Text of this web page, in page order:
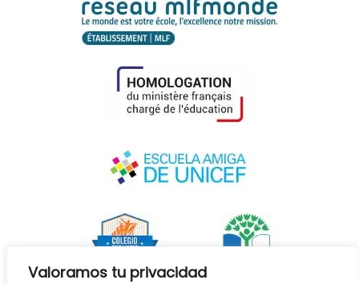
Valoramos tu privacidad